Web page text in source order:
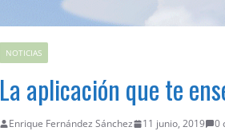
NOTICIAS
La aplicación que te
Enrique Fernández Sánchez 11 junio, 2019 0